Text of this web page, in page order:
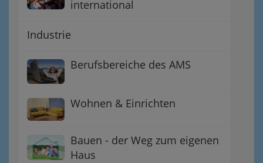
international
Industrie
Berufsbereiche des AMS
Wohnen & Einrichten
Bauen - der Weg zum eigenen
Haus